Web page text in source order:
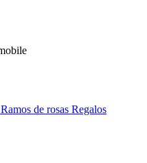
Ramos de rosas Regalos